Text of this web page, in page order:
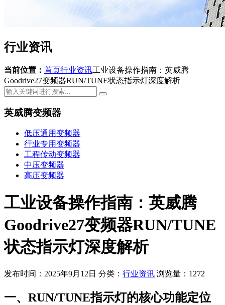
行业资讯
当前位置： 首页行业资讯工业设备操作指南：英威腾
Goodrive27变频器RUN/TUNE状态指示灯深度解析
英威腾变频器
低压通用变频器
行业专用变频器
工程传动变频器
中压变频器
高压变频器
工业设备操作指南：英威腾
Goodrive27变频器RUN/TUNE
状态指示灯深度解析
发布时间：2025年9月12日 分类： 行业资讯 浏览量：1272
一、RUN/TUNE指示灯的核心功能定位